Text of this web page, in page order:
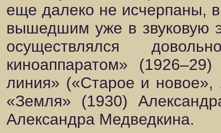
еще далеко не исчерпаны,
вышедшим уже в звуковую
осуществлялся
киноаппаратом»
линия» («Старое и
«Земля» (1930)
Александра Медведкина.